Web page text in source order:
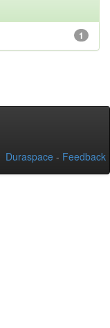
1
Duraspace - Feedback